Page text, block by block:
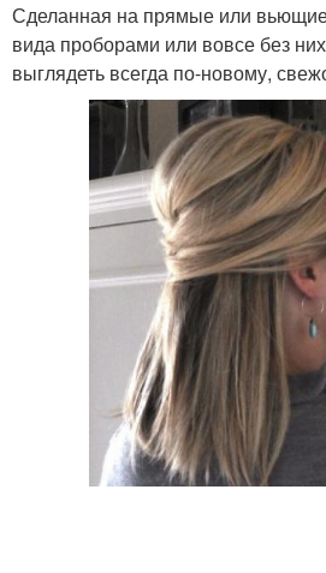
Стрижка с рваными
кончиками
Стрижка в зависимости
Стрижка без челки
Новинки в стрижках
Сделанная на прямые или
вида проборами или вовсе без
выглядеть всегда по-новому,